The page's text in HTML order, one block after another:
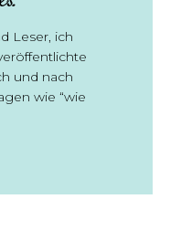
Leser, ich
und nach
wie “wie